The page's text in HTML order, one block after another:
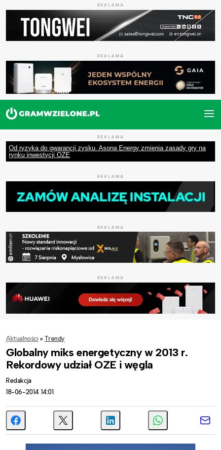
REKLAMA
REKLAMA
REKLAMA
Od ryzyka do gwarancji zysku. Asona Energy zmienia zasady gry na
rynku inwestycji OZE
REKLAMA
REKLAMA
REKLAMA
Aktualności » Trendy
Globalny miks energetyczny w 2013 r.
Rekordowy udział OZE i węgla
Redakcja
18-06-2014 14:01